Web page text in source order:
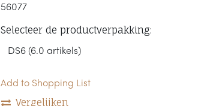
56077
Selecteer de productverpakking:
Add to Shopping List
Vergelijken